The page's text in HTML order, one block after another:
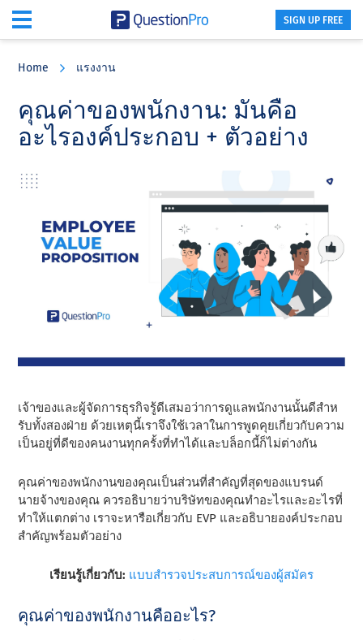
SIGN UP FREE
Home แรงงาน
คุณค่าของพนักงาน: มันคือ
อะไรองค์ประกอบ + ตัวอย่าง
เจ้าของและผู้จัดการธุรกิจรู้ดีเสมอว่าการดูแลพนักงานนั้นดีสําห
รับทั้งสองฝ่าย ด้วยเหตุนี้เราจึงใช้เวลาในการพูดคุยเกี่ยวกับความ
เป็นอยู่ที่ดีของคนงานทุกครั้งที่ทําได้และบล็อกนี้ก็ไม่ต่างกัน
คุณค่าของพนักงานของคุณเป็นส่วนที่สําคัญที่สุดของแบรนด์
นายจ้างของคุณ ควรอธิบายว่าบริษัทของคุณทําอะไรและอะไรที่
ทําให้แตกต่าง เราจะหารือเกี่ยวกับ EVP และอธิบายองค์ประกอบ
สําคัญพร้อมตัวอย่าง
เรียนรู้เกี่ยวกับ: แบบสํารวจประสบการณ์ของผู้สมัคร
คุณค่าของพนักงานคืออะไร?